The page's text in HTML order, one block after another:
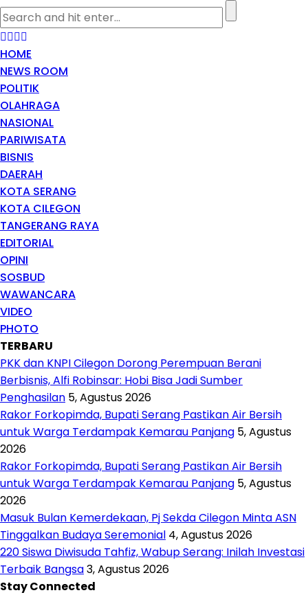
HOME
NEWS ROOM
POLITIK
OLAHRAGA
NASIONAL
PARIWISATA
BISNIS
DAERAH
KOTA SERANG
KOTA CILEGON
TANGERANG RAYA
EDITORIAL
OPINI
SOSBUD
WAWANCARA
VIDEO
PHOTO
TERBARU
PKK dan KNPI Cilegon Dorong Perempuan Berani
Berbisnis, Alfi Robinsar: Hobi Bisa Jadi Sumber
Penghasilan 5, Agustus 2026
Rakor Forkopimda, Bupati Serang Pastikan Air Bersih
untuk Warga Terdampak Kemarau Panjang 5, Agustus
2026
Rakor Forkopimda, Bupati Serang Pastikan Air Bersih
untuk Warga Terdampak Kemarau Panjang 5, Agustus
2026
Masuk Bulan Kemerdekaan, Pj Sekda Cilegon Minta ASN
Tinggalkan Budaya Seremonial 4, Agustus 2026
220 Siswa Diwisuda Tahfiz, Wabup Serang: Inilah Investasi
Terbaik Bangsa3, Agustus 2026
Stay Connected